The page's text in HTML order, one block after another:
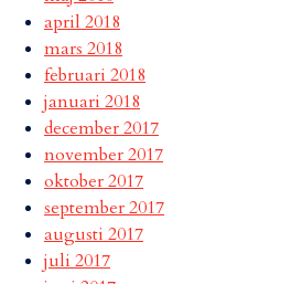
april 2018
mars 2018
februari 2018
januari 2018
december 2017
november 2017
oktober 2017
september 2017
augusti 2017
juli 2017